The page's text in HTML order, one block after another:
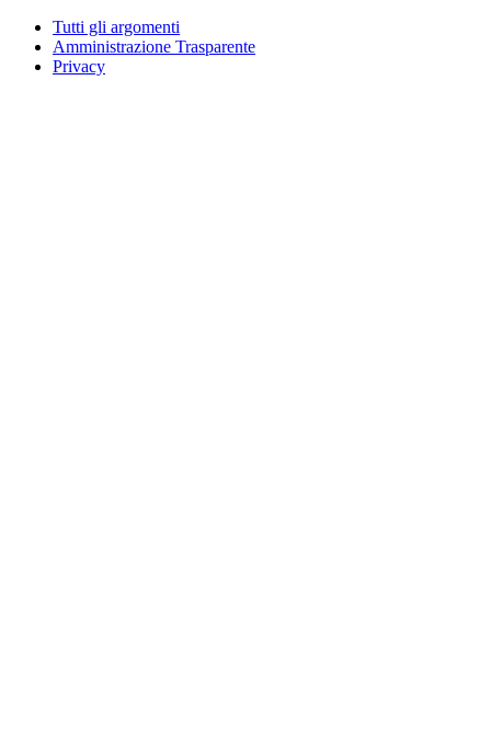
Tutti gli argomenti
Amministrazione Trasparente
Privacy